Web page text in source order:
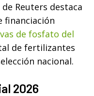
Reuters destaca
financiación
de fosfato del
de fertilizantes
nacional.
2026